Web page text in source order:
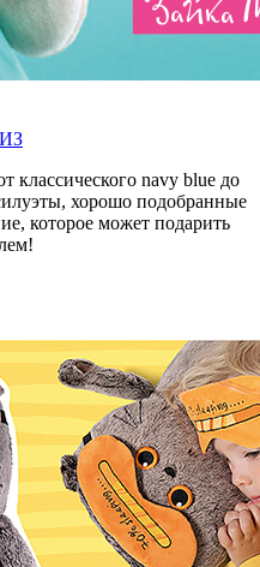
классического navy blue до
хорошо подобранные
которое может подарить